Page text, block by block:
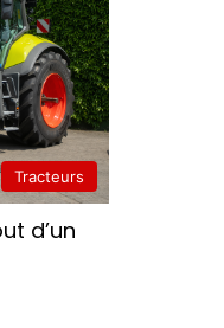
Tracteurs
d’un